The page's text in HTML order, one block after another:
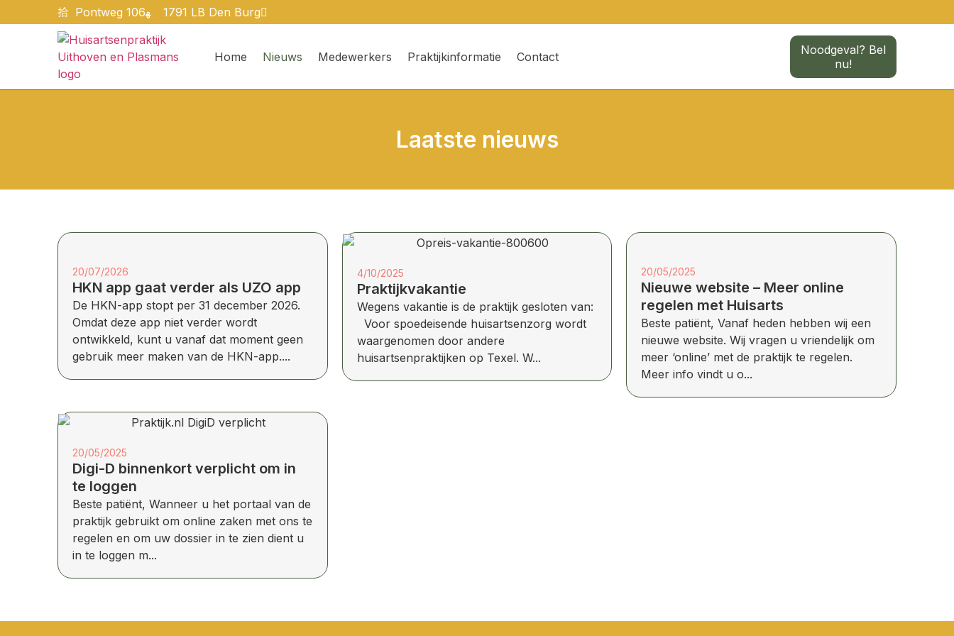
Pontweg 106 1791 LB Den Burg
Home Nieuws Medewerkers Praktijkinformatie Contact
Noodgeval? Bel
nu!
Laatste nieuws
20/07/2026
HKN app gaat verder als UZO app
De HKN-app stopt per 31 december 2026.
Omdat deze app niet verder wordt
ontwikkeld, kunt u vanaf dat moment geen
gebruik meer maken van de HKN-app....
4/10/2025
Praktijkvakantie
Wegens vakantie is de praktijk gesloten van:
Voor spoedeisende huisartsenzorg wordt
waargenomen door andere
huisartsenpraktijken op Texel. W...
20/05/2025
Nieuwe website – Meer online
regelen met Huisarts
Beste patiënt, Vanaf heden hebben wij een
nieuwe website. Wij vragen u vriendelijk om
meer ‘online’ met de praktijk te regelen.
Meer info vindt u o...
20/05/2025
Digi-D binnenkort verplicht om in
te loggen
Beste patiënt, Wanneer u het portaal van de
praktijk gebruikt om online zaken met ons te
regelen en om uw dossier in te zien dient u
in te loggen m...